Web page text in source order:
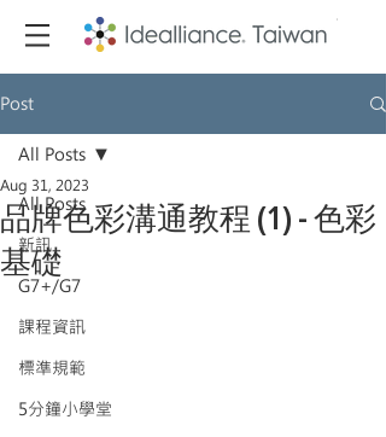
Post
All Posts
新訊
G7+/G7
課程資訊
標準規範
5分鐘小學堂
All Posts
品牌色彩溝通教程 (1) - 色彩
基礎
Aug 31, 2023